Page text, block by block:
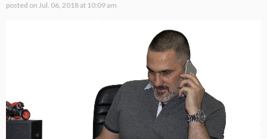
posted on Jul. 06, 2018 at 10:09 am